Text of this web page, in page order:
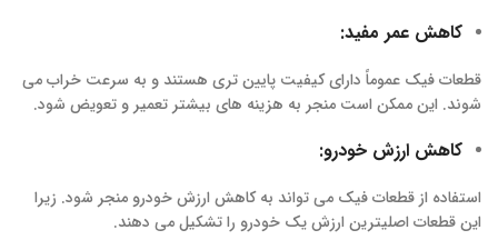
کاهش عمر مفید:
قطعات فیک عموماً دارای کیفیت پایین تری هستند و به سرعت خراب می
شوند. این ممکن است منجر به هزینه های بیشتر تعمیر و تعویض شود.
کاهش ارزش خودرو:
استفاده از قطعات فیک می تواند به کاهش ارزش خودرو منجر شود. زیرا
این قطعات اصلیترین ارزش یک خودرو را تشکیل می دهند.